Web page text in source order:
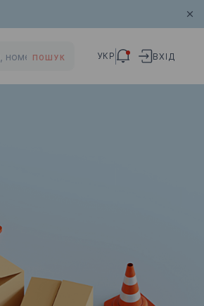
ПОШУК УКР ВХІД